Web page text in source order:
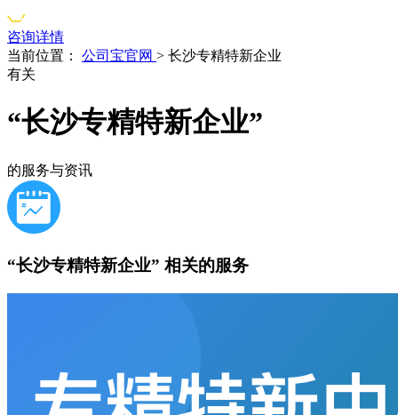
咨询详情
当前位置：
公司宝官网 > 长沙专精特新企业
有关
“长沙专精特新企业”
的服务与资讯
“长沙专精特新企业” 相关的服务